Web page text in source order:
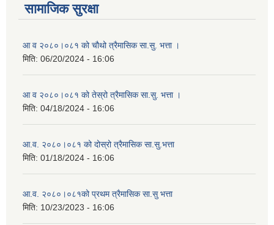
सामाजिक सुरक्षा
आ व २०८०।०८१ को चौथो त्रैमासिक सा.सु. भत्ता ।
मिति: 06/20/2024 - 16:06
आ व २०८०।०८१ को तेस्रो त्रैमासिक सा.सु. भत्ता ।
मिति: 04/18/2024 - 16:06
आ.व. २०८०।०८१ को दोस्रो त्रैमासिक सा.सु.भत्ता
मिति: 01/18/2024 - 16:06
आ.व. २०८०।०८१को प्रथम त्रैमासिक सा.सु भत्ता
मिति: 10/23/2023 - 16:06